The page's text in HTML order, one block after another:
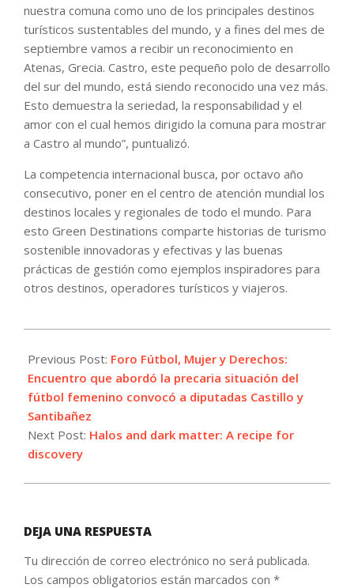
nuestra comuna como uno de los principales destinos
turísticos sustentables del mundo, y a fines del mes de
septiembre vamos a recibir un reconocimiento en
Atenas, Grecia. Castro, este pequeño polo de desarrollo
del sur del mundo, está siendo reconocido una vez más.
Esto demuestra la seriedad, la responsabilidad y el
amor con el cual hemos dirigido la comuna para mostrar
a Castro al mundo”, puntualizó.
La competencia internacional busca, por octavo año
consecutivo, poner en el centro de atención mundial los
destinos locales y regionales de todo el mundo. Para
esto Green Destinations comparte historias de turismo
sostenible innovadoras y efectivas y las buenas
prácticas de gestión como ejemplos inspiradores para
otros destinos, operadores turísticos y viajeros.
07-
24
Previous Post: Foro Fútbol, Mujer y Derechos:
Encuentro que abordó la precaria situación del
fútbol femenino convocó a diputadas Castillo y
Santibañez
Next Post: Halos and dark matter: A recipe for
discovery
DEJA UNA RESPUESTA
Tu dirección de correo electrónico no será publicada.
Los campos obligatorios están marcados con *